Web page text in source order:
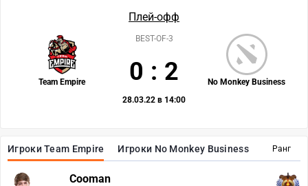
Ранг
Игроки Team Empire Игроки No Monkey Business
Cooman
Плей-офф
Team Empire No Monkey Business
BEST-OF-3
0 : 2
28.03.22 в 14:00